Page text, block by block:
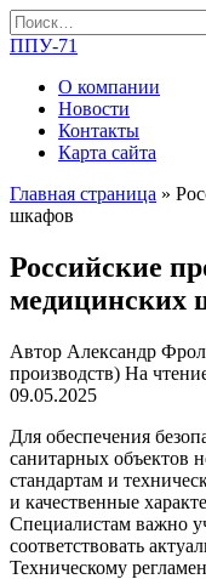
Перейти
к
Search
for:
ППУ-71
О компании
Новости
Контакты
Карта сайта
Главная страница »
шкафов
Российские
медицинских
Автор Александр
производств) На
09.05.2025
Для обеспечения
санитарных объектов
стандартам и
и качественные
Специалистам важно
соответствовать
Техническому